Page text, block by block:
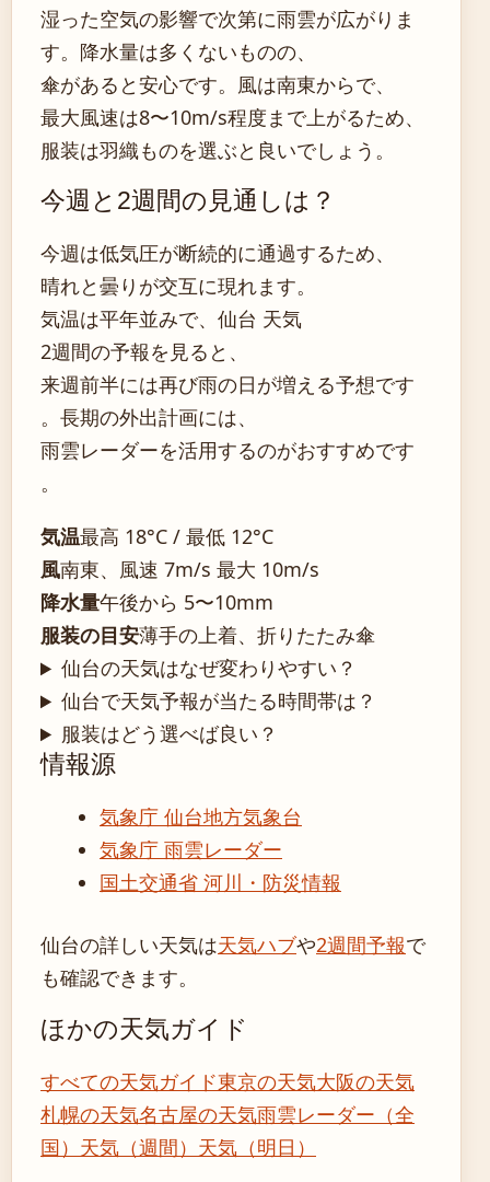
湿った空気の影響で次第に雨雲が広がりま
す。降水量は多くないものの、
傘があると安心です。風は南東からで、
最大風速は8〜10m/s程度まで上がるため、
服装は羽織ものを選ぶと良いでしょう。
今週と2週間の見通しは？
今週は低気圧が断続的に通過するため、
晴れと曇りが交互に現れます。
気温は平年並みで、仙台 天気
2週間の予報を見ると、
来週前半には再び雨の日が増える予想です
。長期の外出計画には、
雨雲レーダーを活用するのがおすすめです
。
気温最高 18°C / 最低 12°C
風南東、風速 7m/s 最大 10m/s
降水量午後から 5〜10mm
服装の目安薄手の上着、折りたたみ傘
仙台の天気はなぜ変わりやすい？
仙台で天気予報が当たる時間帯は？
服装はどう選べば良い？
情報源
気象庁 仙台地方気象台
気象庁 雨雲レーダー
国土交通省 河川・防災情報
仙台の詳しい天気は天気ハブや2週間予報で
も確認できます。
ほかの天気ガイド
すべての天気ガイド東京の天気大阪の天気
札幌の天気名古屋の天気雨雲レーダー（全
国） 天気（週間） 天気（明日）